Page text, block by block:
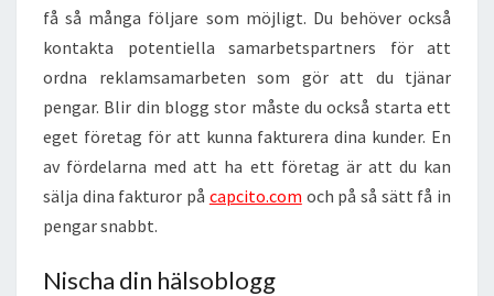
få så många följare som möjligt. Du behöver också
kontakta potentiella samarbetspartners för att
ordna reklamsamarbeten som gör att du tjänar
pengar. Blir din blogg stor måste du också starta ett
eget företag för att kunna fakturera dina kunder. En
av fördelarna med att ha ett företag är att du kan
sälja dina fakturor på capcito.com och på så sätt få in
pengar snabbt.
Nischa din hälsoblogg